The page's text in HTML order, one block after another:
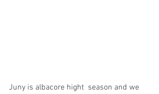
Juny is albacore hight  season and we